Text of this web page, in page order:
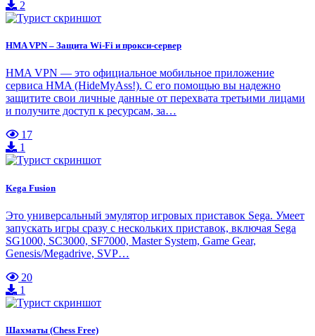
2
HMA VPN – Защита Wi-Fi и прокси-сервер
HMA VPN — это официальное мобильное приложение
сервиса HMA (HideMyAss!). С его помощью вы надежно
защитите свои личные данные от перехвата третьими лицами
и получите доступ к ресурсам, за…
17
1
Kega Fusion
Это универсальный эмулятор игровых приставок Sega. Умеет
запускать игры сразу с нескольких приставок, включая Sega
SG1000, SC3000, SF7000, Master System, Game Gear,
Genesis/Megadrive, SVP…
20
1
Шахматы (Chess Free)